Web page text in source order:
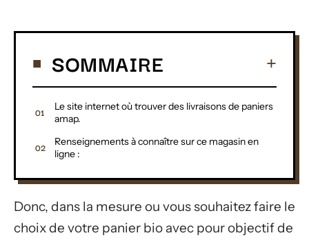
SOMMAIRE
Le site internet où trouver des livraisons de paniers
amap.
Renseignements à connaître sur ce magasin en
ligne :
Donc, dans la mesure ou vous souhaitez faire le
choix de votre panier bio avec pour objectif de